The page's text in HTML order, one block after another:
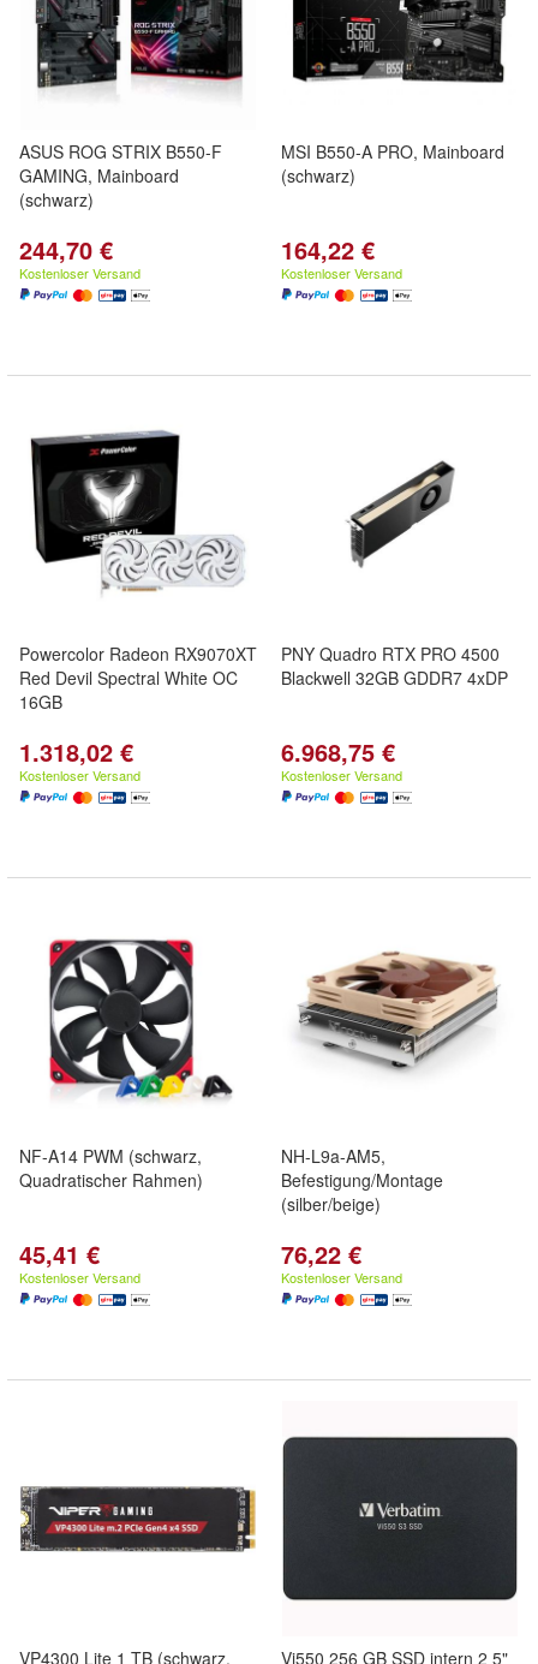
ASUS ROG STRIX B550-F
GAMING, Mainboard
(schwarz)
244,70 €
Kostenloser Versand
MSI B550-A PRO, Mainboard
(schwarz)
164,22 €
Kostenloser Versand
Powercolor Radeon RX9070XT
Red Devil Spectral White OC
16GB
1.318,02 €
Kostenloser Versand
PNY Quadro RTX PRO 4500
Blackwell 32GB GDDR7 4xDP
6.968,75 €
Kostenloser Versand
NF-A14 PWM (schwarz,
Quadratischer Rahmen)
45,41 €
Kostenloser Versand
NH-L9a-AM5,
Befestigung/Montage
(silber/beige)
76,22 €
Kostenloser Versand
VP4300 Lite 1 TB (schwarz, Vi550 256 GB SSD intern 2 5"